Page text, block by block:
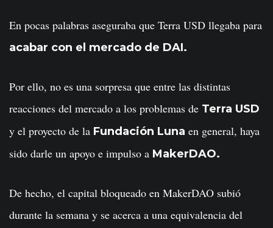
En pocas palabras aseguraba que Terra USD llegaba para
acabar con el mercado de DAI.
Por ello, no es una sorpresa que entre las distintas
reacciones del mercado a los problemas de Terra USD
y el proyecto de la Fundación Luna en general, haya
sido darle un apoyo e impulso a MakerDAO.
De hecho, el capital bloqueado en MakerDAO subió
durante la semana y se acerca a una equivalencia del